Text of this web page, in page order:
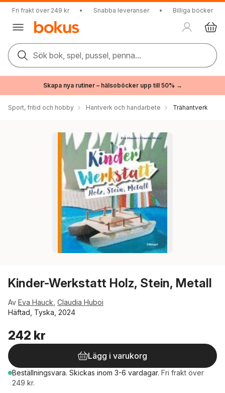
Fri frakt över 249 kr • Snabba leveranser • Billiga böcker
Sök bok, spel, pussel, penna...
Skapa nya rutiner – hälsoböcker upp till 50% →
Sport, fritid och hobby Hantverk och handarbete Trähantverk
Kinder-Werkstatt Holz, Stein, Metall
Av Eva Hauck Claudia Huboi
Häftad, Tyska, 2024
242 kr
Lägg i varukorg
Beställningsvara. Skickas inom 3-6 vardagar. Fri frakt över
249 kr.